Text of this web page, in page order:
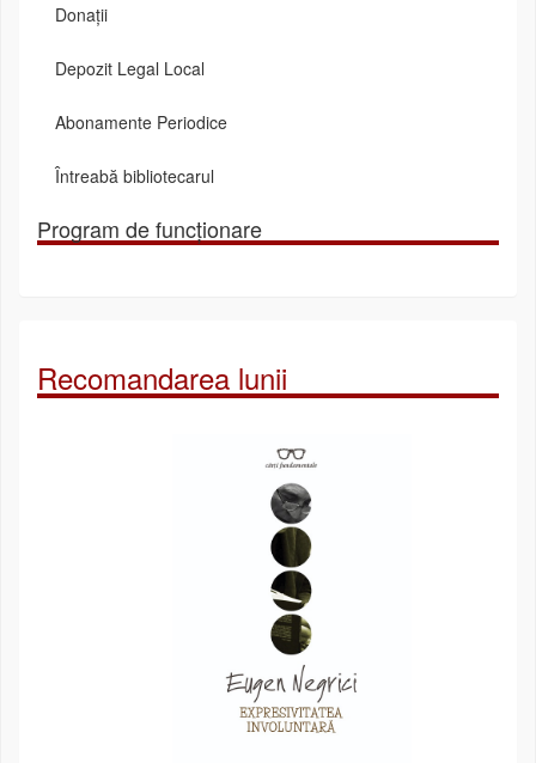
Donații
Depozit Legal Local
Abonamente Periodice
Întreabă bibliotecarul
Program de funcționare
Recomandarea lunii